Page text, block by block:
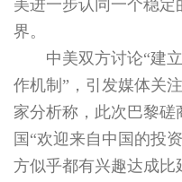
美进一步认同一个稳
界。
中美双方讨论“建
作机制”，引发媒体关
家分析称，此次巴黎
国“欢迎来自中国的投
方似乎都有兴趣达成比